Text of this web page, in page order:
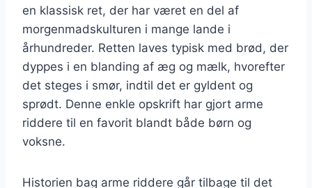
en klassisk ret, der har været en del af
morgenmadskulturen i mange lande i
århundreder. Retten laves typisk med brød, der
dyppes i en blanding af æg og mælk, hvorefter
det steges i smør, indtil det er gyldent og
sprødt. Denne enkle opskrift har gjort arme
riddere til en favorit blandt både børn og
voksne.
Historien bag arme riddere går tilbage til det